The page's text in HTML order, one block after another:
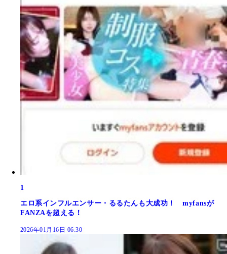
1
エロ系インフルエンサー・るるたんも大成功！ myfansが
FANZAを超える！
2026年01月16日 06:30